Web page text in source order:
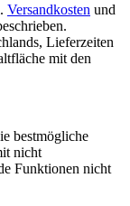
Versandkosten und
Lieferzeiten
mit den
bestmögliche
nicht
Funktionen nicht